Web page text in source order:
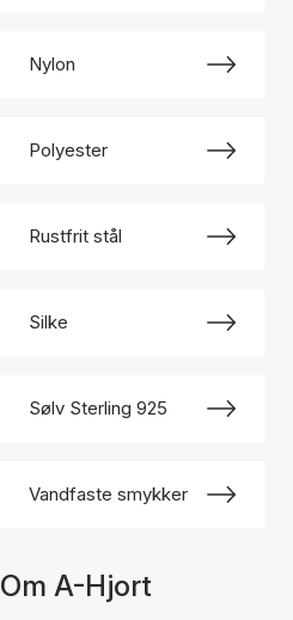
Nylon
Polyester
Rustfrit stål
Silke
Sølv Sterling 925
Vandfaste smykker
Om A-Hjort